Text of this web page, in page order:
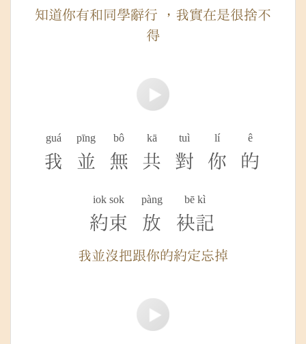
知道你有和同學辭行 ，我實在是很捨不
得
guá
我
pīng
並
bô
無
kā
共
tuì
對
lí
你
ê
的
iok sok
約束
pàng
放
bē kì
袂記
我並沒把跟你的約定忘掉